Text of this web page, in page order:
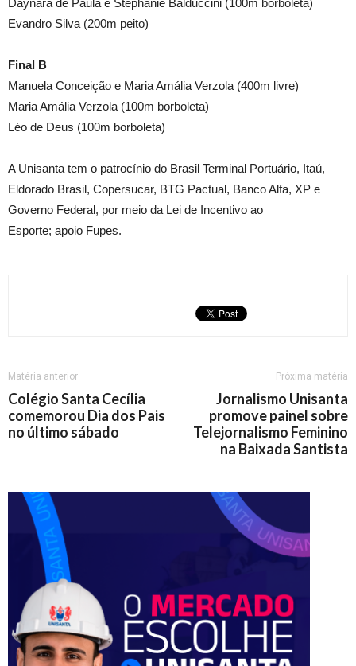
Daynara de Paula e Stephanie Balduccini (100m borboleta)
Evandro Silva (200m peito)
Final B
Manuela Conceição e Maria Amália Verzola (400m livre)
Maria Amália Verzola (100m borboleta)
Léo de Deus (100m borboleta)
A Unisanta tem o patrocínio do Brasil Terminal Portuário, Itaú,
Eldorado Brasil, Copersucar, BTG Pactual, Banco Alfa, XP e
Governo Federal, por meio da Lei de Incentivo ao
Esporte; apoio Fupes.
Matéria anterior
Colégio Santa Cecília
comemorou Dia dos Pais
no último sábado
Próxima matéria
Jornalismo Unisanta
promove painel sobre
Telejornalismo Feminino
na Baixada Santista